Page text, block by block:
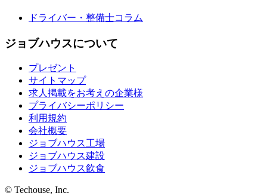
ドライバー・整備士コラム
ジョブハウスについて
プレゼント
サイトマップ
求人掲載をお考えの企業様
プライバシーポリシー
利用規約
会社概要
ジョブハウス工場
ジョブハウス建設
ジョブハウス飲食
© Techouse, Inc.